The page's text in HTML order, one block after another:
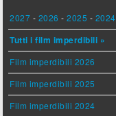
2027 - 2026 -2025 - 2024
Tutti i film imperdibili »
Film imperdibili 2026
Film imperdibili 2025
Film imperdibili 2024